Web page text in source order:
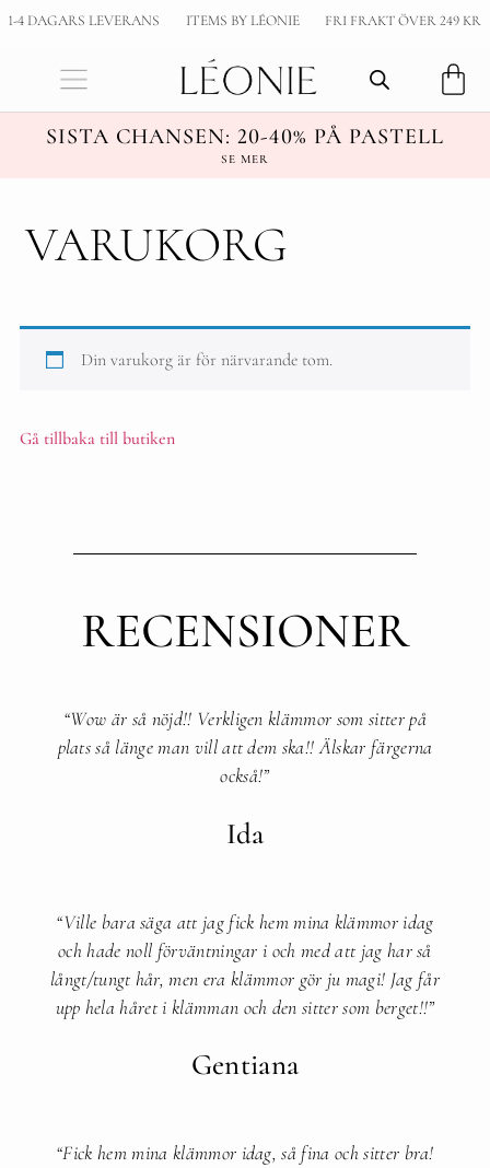
1-4 DAGARS LEVERANS ITEMS BY LÉONIE FRI FRAKT ÖVER 249 KR
SISTA CHANSEN: 20-40% PÅ PASTELL
SE MER
VARUKORG
Din varukorg är för närvarande tom.
Gå tillbaka till butiken
RECENSIONER
“Wow är så nöjd!! Verkligen klämmor som sitter på
plats så länge man vill att dem ska!! Älskar färgerna
också!”​
Ida
“Ville bara säga att jag fick hem mina klämmor idag
och hade noll förväntningar i och med att jag har så
långt/tungt hår, men era klämmor gör ju magi! Jag får
upp hela håret i klämman och den sitter som berget!!”​
Gentiana
“Fick hem mina klämmor idag, så fina och sitter bra!